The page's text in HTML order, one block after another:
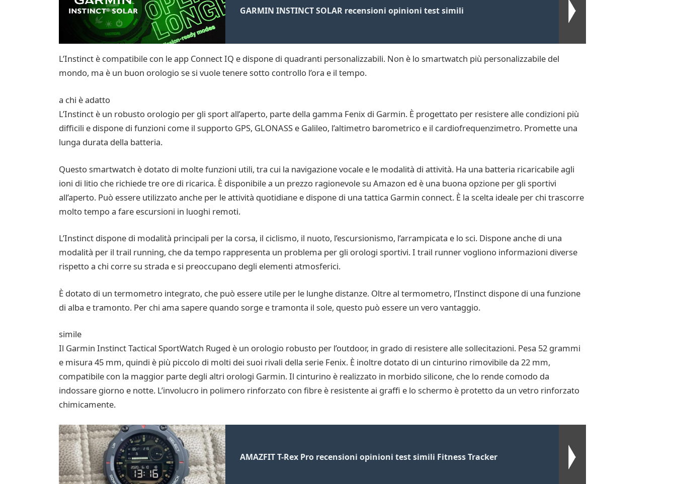
GARMIN INSTINCT SOLAR recensioni opinioni test simili
L’Instinct è compatibile con le app Connect IQ e dispone di quadranti personalizzabili. Non è lo smartwatch più personalizzabile del
mondo, ma è un buon orologio se si vuole tenere sotto controllo l’ora e il tempo.
a chi è adatto
L’Instinct è un robusto orologio per gli sport all’aperto, parte della gamma Fenix di Garmin. È progettato per resistere alle condizioni più
difficili e dispone di funzioni come il supporto GPS, GLONASS e Galileo, l’altimetro barometrico e il cardiofrequenzimetro. Promette una
lunga durata della batteria.
Questo smartwatch è dotato di molte funzioni utili, tra cui la navigazione vocale e le modalità di attività. Ha una batteria ricaricabile agli
ioni di litio che richiede tre ore di ricarica. È disponibile a un prezzo ragionevole su Amazon ed è una buona opzione per gli sportivi
all’aperto. Può essere utilizzato anche per le attività quotidiane e dispone di una tattica Garmin connect. È la scelta ideale per chi trascorre
molto tempo a fare escursioni in luoghi remoti.
L’Instinct dispone di modalità principali per la corsa, il ciclismo, il nuoto, l’escursionismo, l’arrampicata e lo sci. Dispone anche di una
modalità per il trail running, che da tempo rappresenta un problema per gli orologi sportivi. I trail runner vogliono informazioni diverse
rispetto a chi corre su strada e si preoccupano degli elementi atmosferici.
È dotato di un termometro integrato, che può essere utile per le lunghe distanze. Oltre al termometro, l’Instinct dispone di una funzione
di alba e tramonto. Per chi ama sapere quando sorge e tramonta il sole, questo può essere un vero vantaggio.
simile
Il Garmin Instinct Tactical SportWatch Ruged è un orologio robusto per l’outdoor, in grado di resistere alle sollecitazioni. Pesa 52 grammi
e misura 45 mm, quindi è più piccolo di molti dei suoi rivali della serie Fenix. È inoltre dotato di un cinturino rimovibile da 22 mm,
compatibile con la maggior parte degli altri orologi Garmin. Il cinturino è realizzato in morbido silicone, che lo rende comodo da
indossare giorno e notte. L’involucro in polimero rinforzato con fibre è resistente ai graffi e lo schermo è protetto da un vetro rinforzato
chimicamente.
AMAZFIT T-Rex Pro recensioni opinioni test simili Fitness Tracker